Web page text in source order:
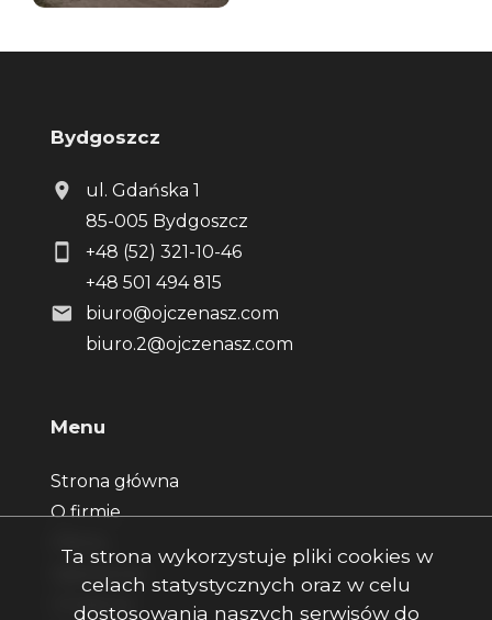
Bydgoszcz
ul. Gdańska 1
85-005 Bydgoszcz
+48 (52) 321-10-46
+48 501 494 815
biuro@ojczenasz.com
biuro.2@ojczenasz.com
Menu
Strona główna
O firmie
Zgłoszenia
Ulubione
Ta strona wykorzystuje pliki cookies w
celach statystycznych oraz w celu
dostosowania naszych serwisów do